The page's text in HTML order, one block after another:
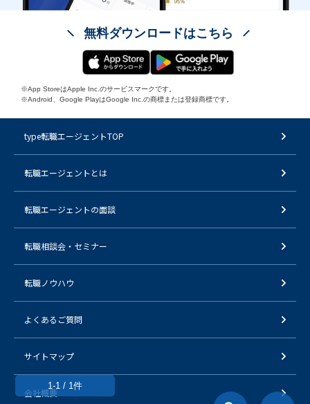
1-1 / 1件
無料ダウンロードはこちら
※App StoreはApple Inc.のサービスマークです。
※Android、Google PlayはGoogle Inc.の商標または登録商標です。
type転職エージェントTOP
転職エージェントとは
転職エージェントの面談
転職相談会・セミナー
転職ノウハウ
よくあるご質問
サイトマップ
会社概要